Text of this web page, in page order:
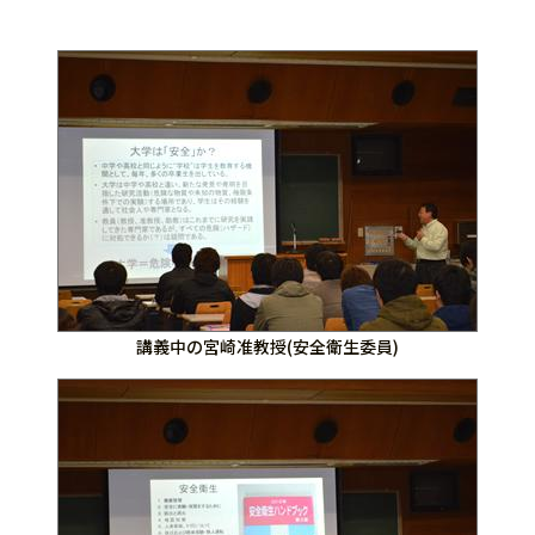
講義中の宮崎准教授(安全衛生委員)